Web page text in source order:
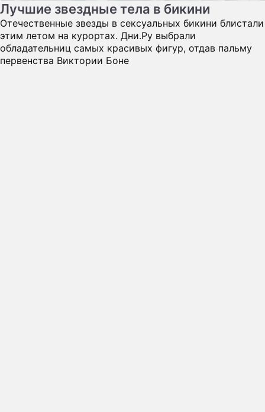
Лучшие звездные тела в бикини
Отечественные звезды в сексуальных бикини блистали
этим летом на курортах. Дни.Ру выбрали
обладательниц самых красивых фигур, отдав пальму
первенства Виктории Боне